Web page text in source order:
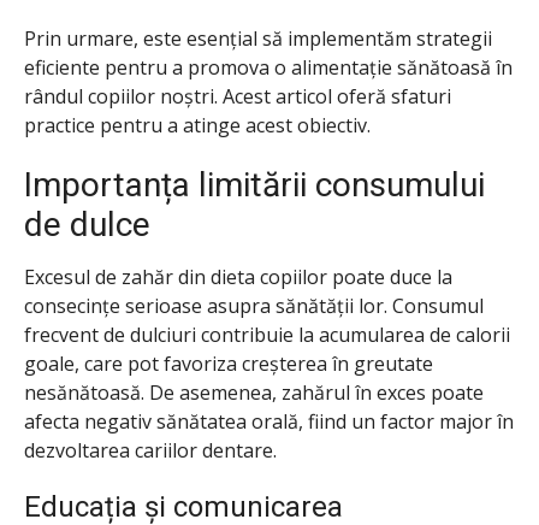
Prin urmare, este esențial să implementăm strategii
eficiente pentru a promova o alimentație sănătoasă în
rândul copiilor noștri. Acest articol oferă sfaturi
practice pentru a atinge acest obiectiv.
Importanța limitării consumului
de dulce
Excesul de zahăr din dieta copiilor poate duce la
consecințe serioase asupra sănătății lor. Consumul
frecvent de dulciuri contribuie la acumularea de calorii
goale, care pot favoriza creșterea în greutate
nesănătoasă. De asemenea, zahărul în exces poate
afecta negativ sănătatea orală, fiind un factor major în
dezvoltarea cariilor dentare.
Educația și comunicarea